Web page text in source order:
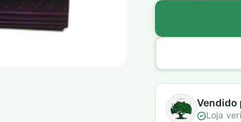
Vendido
Loja